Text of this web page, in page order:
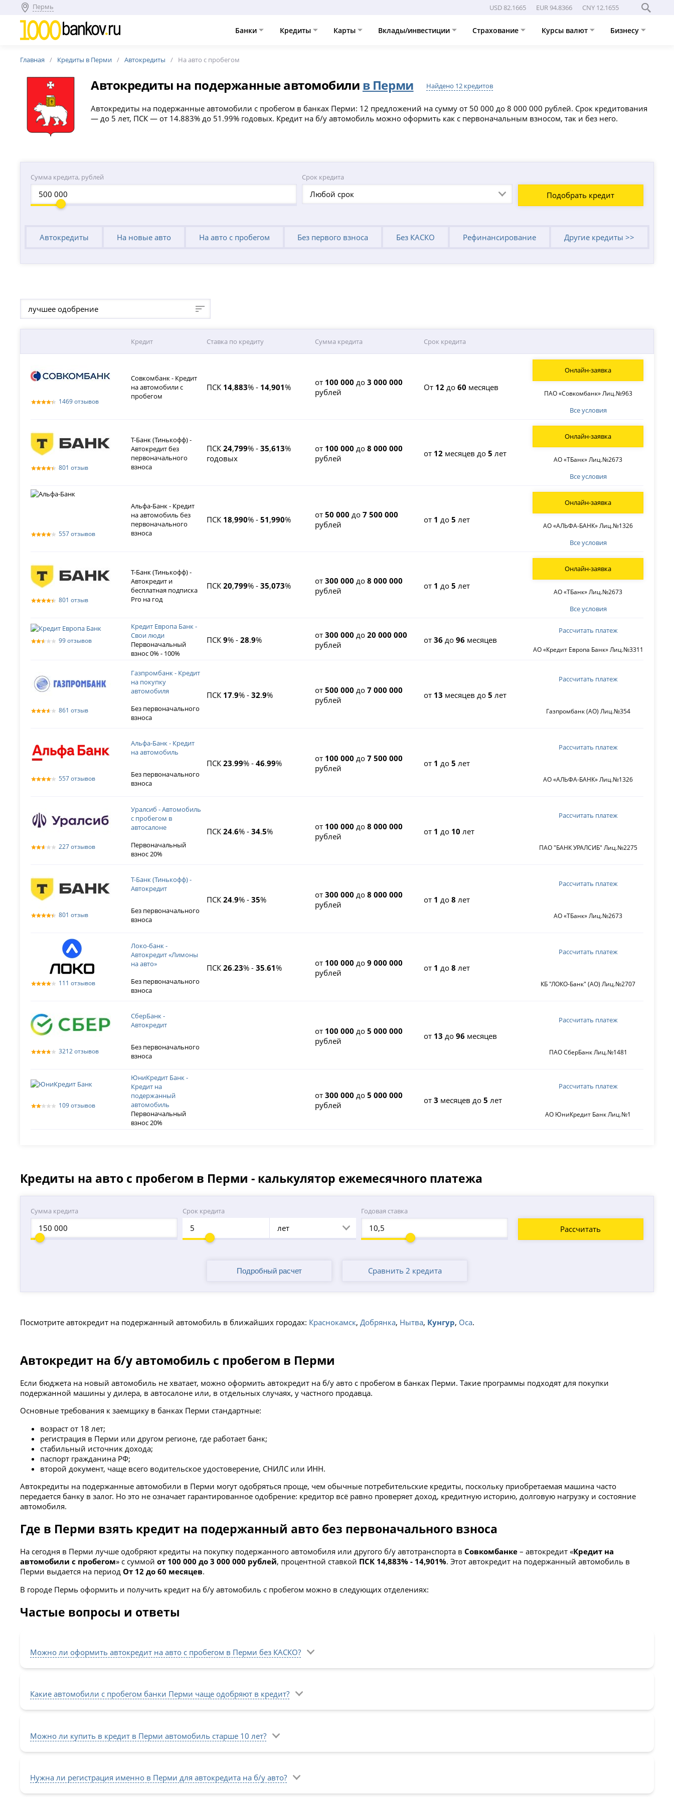
Пермь USD 82.1665 EUR 94.8366 CNY 12.1655
Банки Кредиты Карты Вклады/инвестиции Страхование Курсы валют Бизнесу
Главная Кредиты в Перми Автокредиты На авто с пробегом
Автокредиты на подержанные автомобили в Перми Найдено 12 кредитов
Автокредиты на подержанные автомобили с пробегом в банках Перми: 12 предложений на сумму от 50 000 до 8 000 000 рублей. Срок кредитования
— до 5 лет, ПСК — от 14.883% до 51.99% годовых. Кредит на б/у автомобиль можно оформить как с первоначальным взносом, так и без него.
Сумма кредита, рублей Срок кредита
Любой срок Подобрать кредит
Автокредиты На новые авто На авто с пробегом Без первого взноса Без КАСКО Рефинансирование Другие кредиты >>
лучшее одобрение
Кредит Ставка по кредиту Сумма кредита Срок кредита
1469 отзывов
Совкомбанк - Кредит
на автомобили с
пробегом
ПСК 14,883% - 14,901% от 100 000 до3 000 000
рублей
От 12 до60 месяцев
Все условия
ПАО «Совкомбанк» Лиц.№963
Онлайн-заявка
801 отзыв
Т-Банк (Тинькофф) -
Автокредит без
первоначального
взноса
ПСК 24,799% - 35,613%
годовых
от 100 000 до8 000 000
рублей
от 12 месяцев до5 лет
Все условия
АО «ТБанк» Лиц.№2673
Онлайн-заявка
557 отзывов
Альфа-Банк - Кредит
на автомобиль без
первоначального
взноса
ПСК 18,990% - 51,990% от50 000 до7 500 000
рублей
от 1 до5 лет
Все условия
АО «АЛЬФА-БАНК» Лиц.№1326
Онлайн-заявка
801 отзыв
Т-Банк (Тинькофф) -
Автокредит и
бесплатная подписка
Pro на год
ПСК 20,799% - 35,073% от300 000 до8 000 000
рублей
от 1 до5 лет
Все условия
АО «ТБанк» Лиц.№2673
Онлайн-заявка
99 отзывов
Кредит Европа Банк -
Свои люди
Первоначальный
взнос 0% - 100%
ПСК 9% - 28.9% от300 000 до20 000 000
рублей
от36 до96 месяцев
АО «Кредит Европа Банк» Лиц.№3311
Рассчитать платеж
861 отзыв
Газпромбанк - Кредит
на покупку
автомобиля
Без первоначального
взноса
ПСК 17.9% - 32.9% от500 000 до7 000 000
рублей
от 13 месяцев до5 лет
Газпромбанк (АО) Лиц.№354
Рассчитать платеж
557 отзывов
Альфа-Банк - Кредит
на автомобиль
Без первоначального
взноса
ПСК 23.99% - 46.99% от 100 000 до7 500 000
рублей
от 1 до5 лет
АО «АЛЬФА-БАНК» Лиц.№1326
Рассчитать платеж
227 отзывов
Уралсиб - Автомобиль
с пробегом в
автосалоне
Первоначальный
взнос 20%
ПСК 24.6% - 34.5% от 100 000 до8 000 000
рублей
от 1 до 10 лет
ПАО "БАНК УРАЛСИБ" Лиц.№2275
Рассчитать платеж
801 отзыв
Т-Банк (Тинькофф) -
Автокредит
Без первоначального
взноса
ПСК 24.9% - 35% от300 000 до8 000 000
рублей
от 1 до8 лет
АО «ТБанк» Лиц.№2673
Рассчитать платеж
111 отзывов
Локо-банк -
Автокредит «Лимоны
на авто»
Без первоначального
взноса
ПСК 26.23% - 35.61% от 100 000 до9 000 000
рублей
от 1 до8 лет
КБ "ЛОКО-Банк" (АО) Лиц.№2707
Рассчитать платеж
3212 отзывов
СберБанк -
Автокредит
Без первоначального
взноса
от 100 000 до5 000 000
рублей
от 13 до96 месяцев
ПАО СберБанк Лиц.№1481
Рассчитать платеж
109 отзывов
ЮниКредит Банк -
Кредит на
подержанный
автомобиль
Первоначальный
взнос 20%
от300 000 до5 000 000
рублей
от3 месяцев до5 лет
АО ЮниКредит Банк Лиц.№1
Рассчитать платеж
Кредиты на авто с пробегом в Перми - калькулятор ежемесячного платежа
Сумма кредита Срок кредита
лет
Годовая ставка
Рассчитать
Сравнить 2 кредита
Посмотрите автокредит на подержанный автомобиль в ближайших городах: Краснокамск,Добрянка, Нытва, Кунгур, Оса.
Автокредит на б/у автомобиль с пробегом в Перми
Если бюджета на новый автомобиль не хватает, можно оформить автокредит на б/у авто с пробегом в банках Перми. Такие программы подходят для покупки
подержанной машины у дилера, в автосалоне или, в отдельных случаях, у частного продавца.
Основные требования к заемщику в банках Перми стандартные:
возраст от 18 лет;
регистрация в Перми или другом регионе, где работает банк;
стабильный источник дохода;
паспорт гражданина РФ;
второй документ, чаще всего водительское удостоверение, СНИЛС или ИНН.
Автокредиты на подержанные автомобили в Перми могут одобряться проще, чем обычные потребительские кредиты, поскольку приобретаемая машина часто
передается банку в залог. Но это не означает гарантированное одобрение: кредитор всё равно проверяет доход, кредитную историю, долговую нагрузку и состояние
автомобиля.
Где в Перми взять кредит на подержанный авто без первоначального взноса
На сегодня в Перми лучше одобряют кредиты на покупку подержанного автомобиля или другого б/у автотранспорта вСовкомбанке – автокредит «Кредит на
автомобили с пробегом» с суммойот 100 000 до 3 000 000 рублей, процентной ставкой ПСК 14,883% - 14,901%. Этот автокредит на подержанный автомобиль в
Перми выдается на периодОт 12 до 60 месяцев.
В городе Пермь оформить и получить кредит на б/у автомобиль с пробегом можно в следующих отделениях:
Частые вопросы и ответы
Можно ли оформить автокредит на авто с пробегом в Перми без КАСКО?
Какие автомобили с пробегом банки Перми чаще одобряют в кредит?
Можно ли купить в кредит в Перми автомобиль старше 10 лет?
Нужна ли регистрация именно в Перми для автокредита на б/у авто?